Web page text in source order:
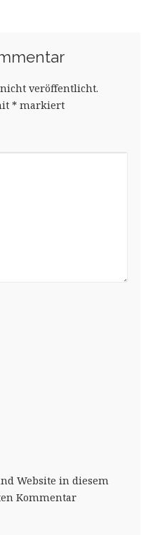
veröffentlicht.
*markiert
Website in diesem
Kommentar